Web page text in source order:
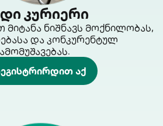
კურიერი
მიტანა ნიშნავს მოქნილობას,
და კონკურენტულ
აქ